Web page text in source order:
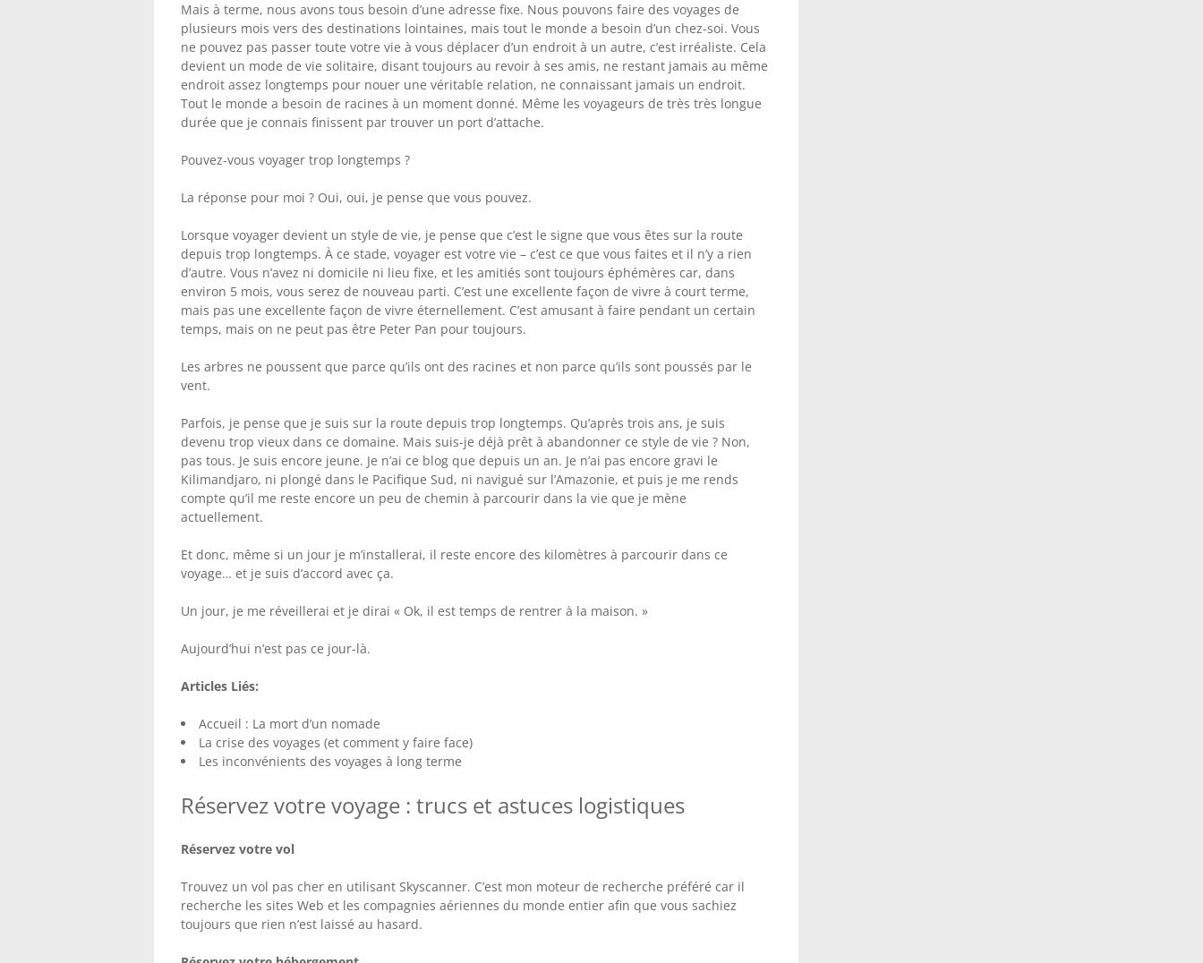
Mais à terme, nous avons tous besoin d’une adresse fixe. Nous pouvons faire des voyages de
plusieurs mois vers des destinations lointaines, mais tout le monde a besoin d’un chez-soi. Vous
ne pouvez pas passer toute votre vie à vous déplacer d’un endroit à un autre, c’est irréaliste. Cela
devient un mode de vie solitaire, disant toujours au revoir à ses amis, ne restant jamais au même
endroit assez longtemps pour nouer une véritable relation, ne connaissant jamais un endroit.
Tout le monde a besoin de racines à un moment donné. Même les voyageurs de très très longue
durée que je connais finissent par trouver un port d’attache.
Pouvez-vous voyager trop longtemps ?
La réponse pour moi ? Oui, oui, je pense que vous pouvez.
Lorsque voyager devient un style de vie, je pense que c’est le signe que vous êtes sur la route
depuis trop longtemps. À ce stade, voyager est votre vie – c’est ce que vous faites et il n’y a rien
d’autre. Vous n’avez ni domicile ni lieu fixe, et les amitiés sont toujours éphémères car, dans
environ 5 mois, vous serez de nouveau parti. C’est une excellente façon de vivre à court terme,
mais pas une excellente façon de vivre éternellement. C’est amusant à faire pendant un certain
temps, mais on ne peut pas être Peter Pan pour toujours.
Les arbres ne poussent que parce qu’ils ont des racines et non parce qu’ils sont poussés par le
vent.
Parfois, je pense que je suis sur la route depuis trop longtemps. Qu’après trois ans, je suis
devenu trop vieux dans ce domaine. Mais suis-je déjà prêt à abandonner ce style de vie ? Non,
pas tous. Je suis encore jeune. Je n’ai ce blog que depuis un an. Je n’ai pas encore gravi le
Kilimandjaro, ni plongé dans le Pacifique Sud, ni navigué sur l’Amazonie, et puis je me rends
compte qu’il me reste encore un peu de chemin à parcourir dans la vie que je mène
actuellement.
Et donc, même si un jour je m’installerai, il reste encore des kilomètres à parcourir dans ce
voyage… et je suis d’accord avec ça.
Un jour, je me réveillerai et je dirai « Ok, il est temps de rentrer à la maison. »
Aujourd’hui n’est pas ce jour-là.
Articles Liés:
Accueil : La mort d’un nomade
La crise des voyages (et comment y faire face)
Les inconvénients des voyages à long terme
Réservez votre voyage : trucs et astuces logistiques
Réservez votre vol
Trouvez un vol pas cher en utilisant Skyscanner. C’est mon moteur de recherche préféré car il
recherche les sites Web et les compagnies aériennes du monde entier afin que vous sachiez
toujours que rien n’est laissé au hasard.